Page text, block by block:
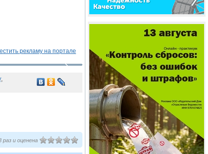
рекламу на портале
,
раз и оценена